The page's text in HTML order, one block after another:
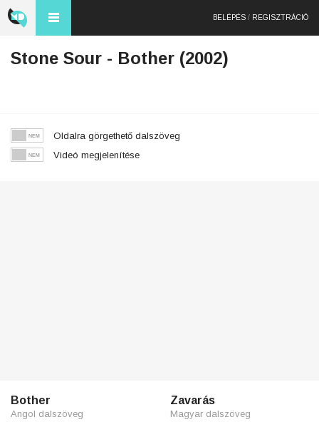
BELÉPÉS / REGISZTRÁCIÓ
Stone Sour - Bother (2002)
Oldalra görgethető dalszöveg
Videó megjelenítése
Bother
Angol dalszöveg
Zavarás
Magyar dalszöveg